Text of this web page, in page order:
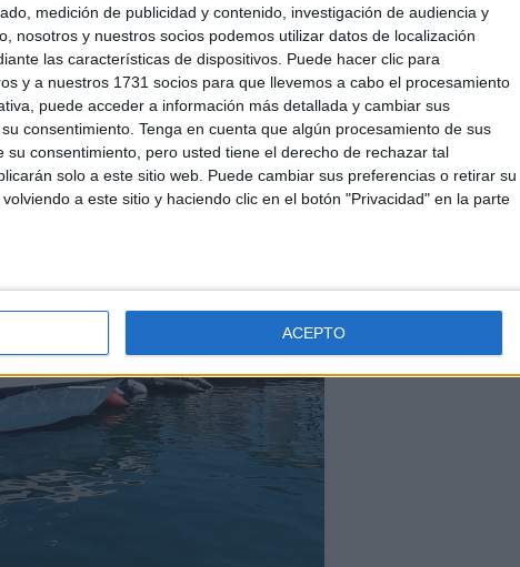
medición de publicidad y contenido, investigación de audiencia y
nosotros y nuestros socios podemos utilizar datos de localización
las características de dispositivos. Puede hacer clic para
y a nuestros 1731 socios para que llevemos a cabo el procesamiento
puede acceder a información más detallada y cambiar sus
consentimiento. Tenga en cuenta que algún procesamiento de sus
consentimiento, pero usted tiene el derecho de rechazar tal
solo a este sitio web. Puede cambiar sus preferencias o retirar su
a este sitio y haciendo clic en el botón "Privacidad" en la parte
ACEPTO